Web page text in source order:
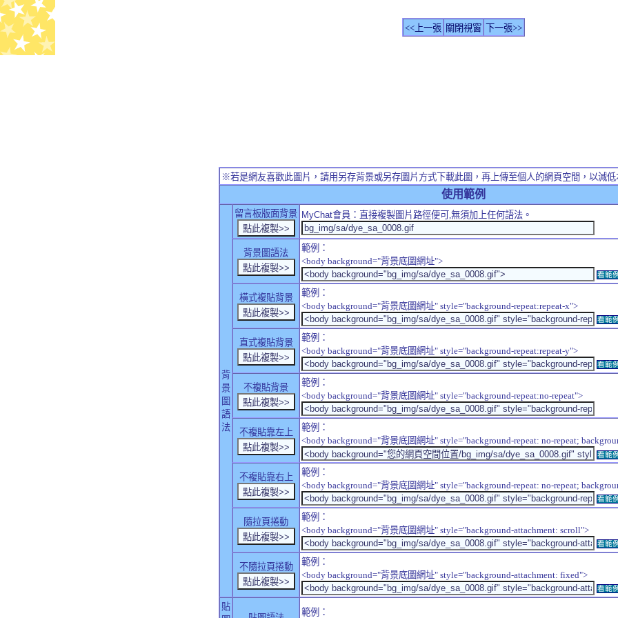
<<上一張 關閉視窗 下一張>>
※若是網友喜歡此圖片，請用另存背景或另存圖片方式下載此圖，再上傳至個人的網頁空間，以減低
使用範例
背
景
圖
語
法
留言板版面背景 MyChat會員：直接複製圖片路徑便可,無須加上任何語法。
背景圖語法
範例：
<body background="背景底圖網址">
看範例
橫式複貼背景
範例：
<body background="背景底圖網址" style="background-repeat:repeat-x">
看範例
直式複貼背景
範例：
<body background="背景底圖網址" style="background-repeat:repeat-y">
看範例
不複貼背景
範例：
<body background="背景底圖網址" style="background-repeat:no-repeat">
不複貼靠左上
範例：
<body background="背景底圖網址" style="background-repeat: no-repeat;
看範例
不複貼靠右上
範例：
<body background="背景底圖網址" style="background-repeat: no-repeat;
看範例
隨拉頁捲動
範例：
<body background="背景底圖網址" style="background-attachment: scroll">
看範例
不隨拉頁捲動
範例：
<body background="背景底圖網址" style="background-attachment: fixed">
看範例
貼
範例：